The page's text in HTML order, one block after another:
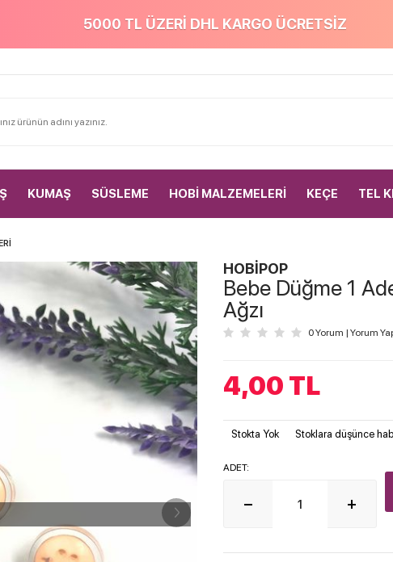
5000 TL ÜZERİ DHL KARGO ÜCRETSİZ
KUMAŞ SÜSLEME HOBİ MALZEMELERİ KEÇE TEL
HOBİPOP
Bebe Düğme 1
Ağzı
0 Yorum | Yorum
4,00 TL
Stokta Yok Stoklara düşünce
ADET: